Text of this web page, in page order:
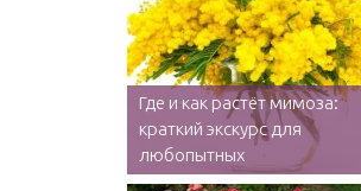
Где и как растёт мимоза:
краткий экскурс для
любопытных